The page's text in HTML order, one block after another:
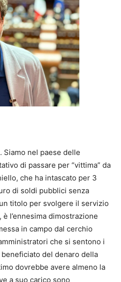
nel paese delle
di passare per “vittima” da
che ha intascato per 3
di soldi pubblici senza
titolo per svolgere il servizio
l’ennesima dimostrazione
in campo dal cerchio
che si sentono i
del denaro della
dovrebbe avere almeno la
a suo carico sono